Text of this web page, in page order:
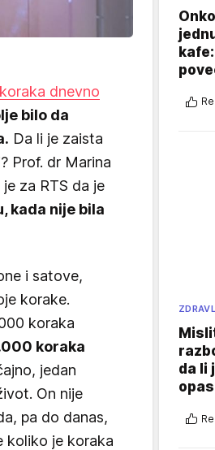
dnevno
bilo da
Da li je zaista
Prof. dr Marina
za RTS da je
kada nije bila
i satove,
korake.
koraka
koraka
jedan
On nije
pa do danas,
koliko je koraka
da li